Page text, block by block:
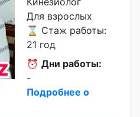
Для взрослых
⌛ Стаж работы:
21 год
⏰ Дни работы:
-
Подробнее о